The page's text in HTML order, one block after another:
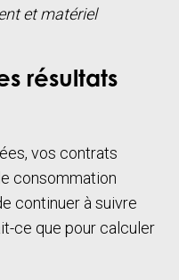
et matériel
résultats
vos contrats
consommation
continuer à suivre
ce que pour calculer